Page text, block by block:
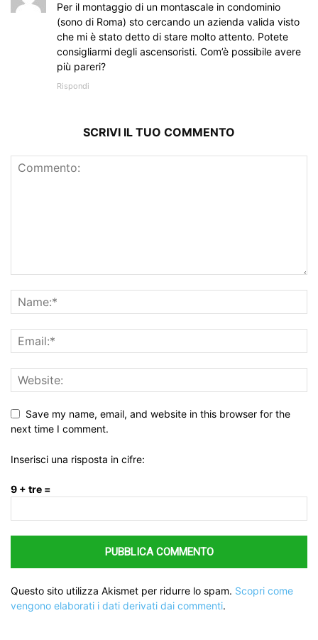
Per il montaggio di un montascale in condominio
(sono di Roma) sto cercando un azienda valida visto
che mi è stato detto di stare molto attento. Potete
consigliarmi degli ascensoristi. Com’è possibile avere
più pareri?
Rispondi
SCRIVI IL TUO COMMENTO
Save my name, email, and website in this browser for the
next time I comment.
Inserisci una risposta in cifre:
9 + tre =
Questo sito utilizza Akismet per ridurre lo spam. Scopri come
vengono elaborati i dati derivati dai commenti.